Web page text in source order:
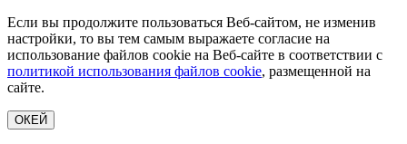
Если вы продолжите пользоваться Веб-сайтом, не изменив
настройки, то вы тем самым выражаете согласие на
использование файлов cookie на Веб-сайте в соответствии с
политикой использования файлов cookie, размещенной на
сайте.
ОКЕЙ